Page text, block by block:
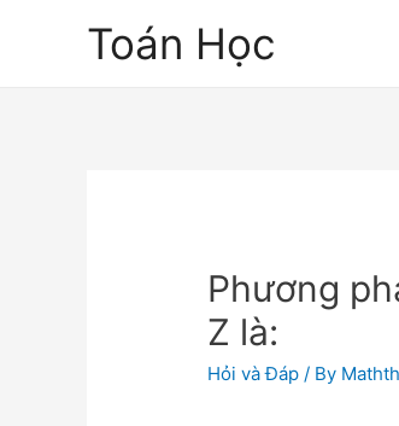
Toán Học
Phương
Z là:
Hỏi và Đáp / By